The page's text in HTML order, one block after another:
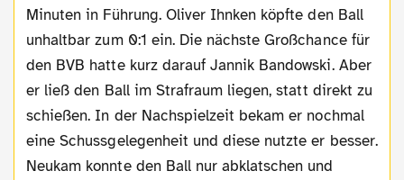
Minuten in Führung. Oliver Ihnken köpfte den Ball
unhaltbar zum 0:1 ein. Die nächste Großchance für
den BVB hatte kurz darauf Jannik Bandowski. Aber
er ließ den Ball im Strafraum liegen, statt direkt zu
schießen. In der Nachspielzeit bekam er nochmal
eine Schussgelegenheit und diese nutzte er besser.
Neukam konnte den Ball nur abklatschen und